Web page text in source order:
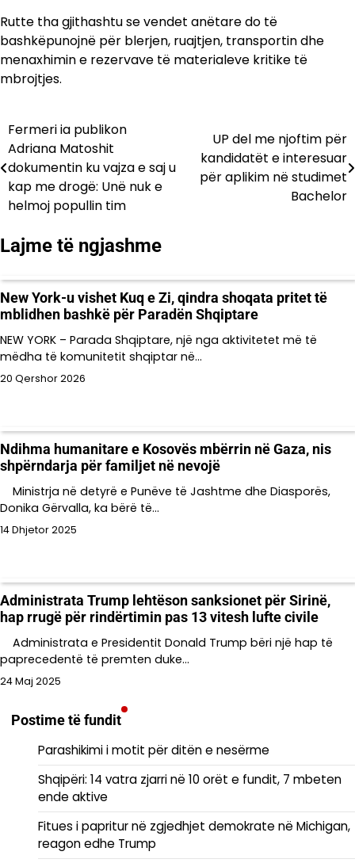
Rutte tha gjithashtu se vendet anëtare do të
bashkëpunojnë për blerjen, ruajtjen, transportin dhe
menaxhimin e rezervave të materialeve kritike të
mbrojtjes.
Lëvizje
te
postimet
Fermeri ia publikon
Adriana Matoshit
dokumentin ku vajza e saj u
kap me drogë: Unë nuk e
helmoj popullin tim
UP del me njoftim për
kandidatët e interesuar
për aplikim në studimet
Bachelor
Lajme të ngjashme
New York-u vishet Kuq e Zi, qindra shoqata pritet të
mblidhen bashkë për Paradën Shqiptare
NEW YORK – Parada Shqiptare, një nga aktivitetet më të
mëdha të komunitetit shqiptar në…
20 Qershor 2026
Ndihma humanitare e Kosovës mbërrin në Gaza, nis
shpërndarja për familjet në nevojë
Ministrja në detyrë e Punëve të Jashtme dhe Diasporës,
Donika Gërvalla, ka bërë të…
14 Dhjetor 2025
Administrata Trump lehtëson sanksionet për Sirinë,
hap rrugë për rindërtimin pas 13 vitesh lufte civile
Administrata e Presidentit Donald Trump bëri një hap të
paprecedentë të premten duke…
24 Maj 2025
Postime të fundit
Parashikimi i motit për ditën e nesërme
Shqipëri: 14 vatra zjarri në 10 orët e fundit, 7 mbeten
ende aktive
Fitues i papritur në zgjedhjet demokrate në Michigan,
reagon edhe Trump